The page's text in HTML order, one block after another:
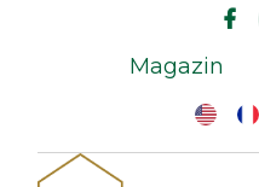
Magazin